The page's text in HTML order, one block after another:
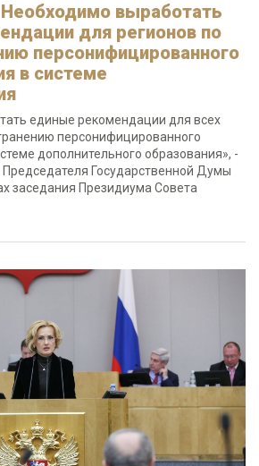
выработать
для регионов по
персонифицированного
в системе
единые рекомендации для всех
персонифицированного
дополнительного образования», -
Председателя Государственной Думы
заседания Президиума Совета